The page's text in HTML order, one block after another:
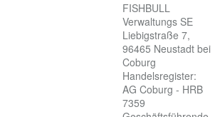
FISHBULL
Verwaltungs SE
Liebigstraße 7,
96465 Neustadt bei
Coburg
Handelsregister:
AG Coburg - HRB
7359